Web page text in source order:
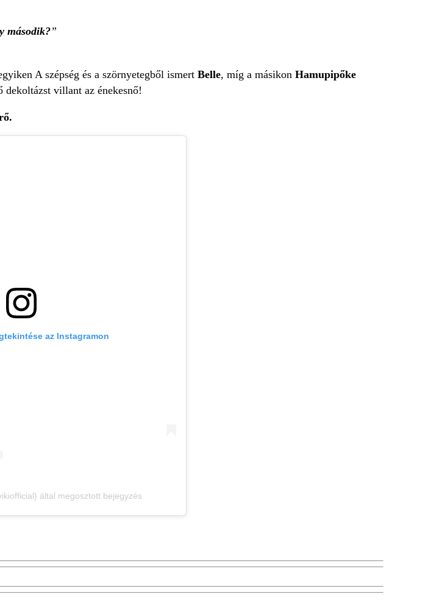
második?
A szépség és a szörnyetegből ismert Belle, míg a másikon Hamupipőke
villant az énekesnő!
az Instagramon
által megosztott bejegyzés